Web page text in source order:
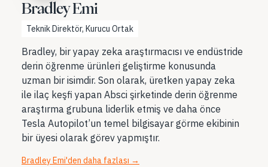
Bradley Emi
Teknik Direktör, Kurucu Ortak
Bradley, bir yapay zeka araştırmacısı ve endüstride
derin öğrenme ürünleri geliştirme konusunda
uzman bir isimdir. Son olarak, üretken yapay zeka
ile ilaç keşfi yapan Absci şirketinde derin öğrenme
araştırma grubuna liderlik etmiş ve daha önce
Tesla Autopilot’un temel bilgisayar görme ekibinin
bir üyesi olarak görev yapmıştır.
Bradley Emi'den daha fazlası →